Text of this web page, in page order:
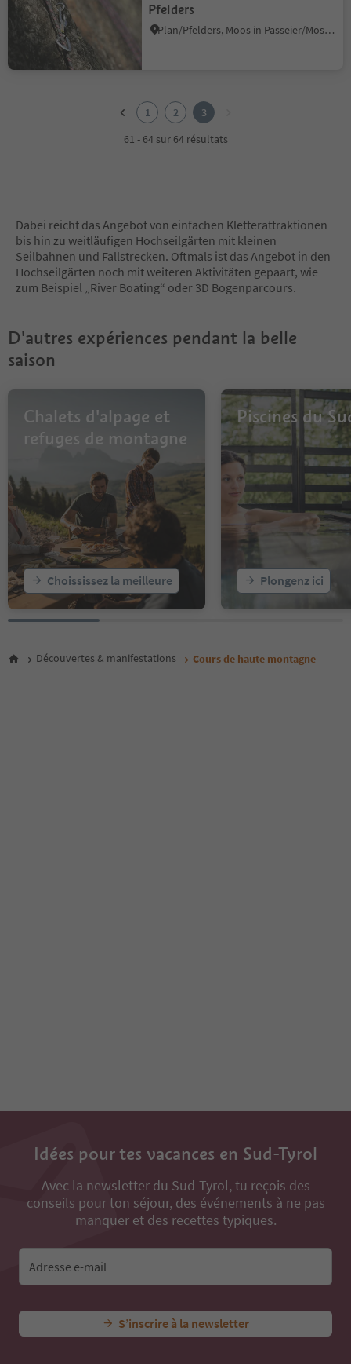
Pfelders
Plan/Pfelders, Moos in Passeier/Moso in Passiria, Meran/Merano and environs
1 2
3
61 - 64 sur 64 résultats
Dabei reicht das Angebot von einfachen Kletterattraktionen
bis hin zu weitläufigen Hochseilgärten mit kleinen
Seilbahnen und Fallstrecken. Oftmals ist das Angebot in den
Hochseilgärten noch mit weiteren Aktivitäten gepaart, wie
zum Beispiel „River Boating“ oder 3D Bogenparcours.
D'autres expériences pendant la belle
saison
Chalets d'alpage et
refuges de montagne
Choississez la meilleure
Piscines du
Plongenz ici
Découvertes & manifestations Cours de haute montagne
Idées pour tes vacances en Sud-Tyrol
Avec la newsletter du Sud-Tyrol, tu reçois des
conseils pour ton séjour, des événements à ne pas
manquer et des recettes typiques.
Adresse e-mail
S’inscrire à la newsletter